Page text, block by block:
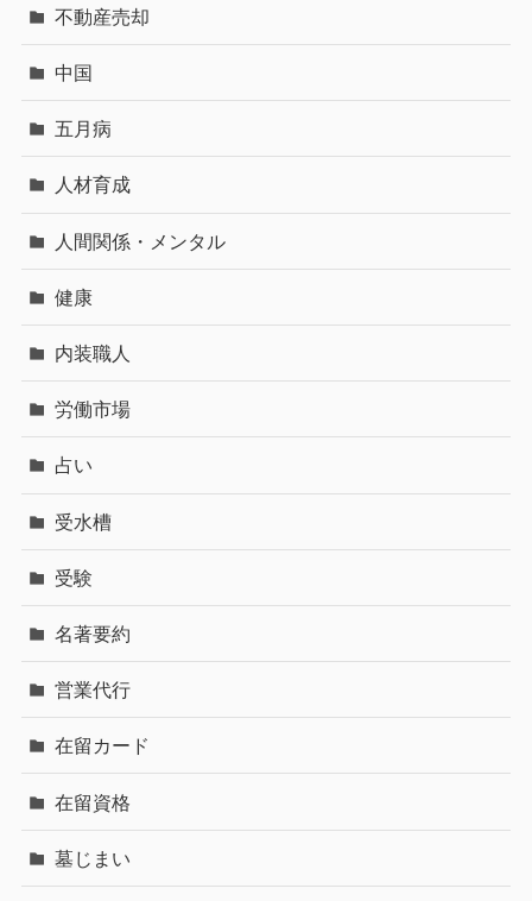
不動産売却
中国
五月病
人材育成
人間関係・メンタル
健康
内装職人
労働市場
占い
受水槽
受験
名著要約
営業代行
在留カード
在留資格
墓じまい